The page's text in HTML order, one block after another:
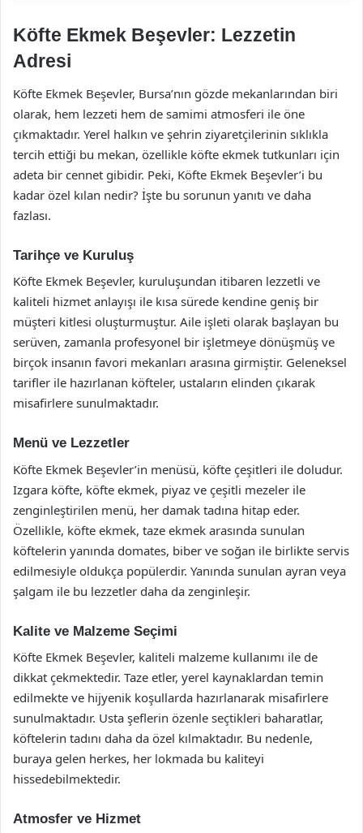
Köfte Ekmek Beşevler: Lezzetin
Adresi
Köfte Ekmek Beşevler, Bursa’nın gözde mekanlarından biri
olarak, hem lezzeti hem de samimi atmosferi ile öne
çıkmaktadır. Yerel halkın ve şehrin ziyaretçilerinin sıklıkla
tercih ettiği bu mekan, özellikle köfte ekmek tutkunları için
adeta bir cennet gibidir. Peki, Köfte Ekmek Beşevler’i bu
kadar özel kılan nedir? İşte bu sorunun yanıtı ve daha
fazlası.
Tarihçe ve Kuruluş
Köfte Ekmek Beşevler, kuruluşundan itibaren lezzetli ve
kaliteli hizmet anlayışı ile kısa sürede kendine geniş bir
müşteri kitlesi oluşturmuştur. Aile işleti olarak başlayan bu
serüven, zamanla profesyonel bir işletmeye dönüşmüş ve
birçok insanın favori mekanları arasına girmiştir. Geleneksel
tarifler ile hazırlanan köfteler, ustaların elinden çıkarak
misafirlere sunulmaktadır.
Menü ve Lezzetler
Köfte Ekmek Beşevler’in menüsü, köfte çeşitleri ile doludur.
Izgara köfte, köfte ekmek, piyaz ve çeşitli mezeler ile
zenginleştirilen menü, her damak tadına hitap eder.
Özellikle, köfte ekmek, taze ekmek arasında sunulan
köftelerin yanında domates, biber ve soğan ile birlikte servis
edilmesiyle oldukça popülerdir. Yanında sunulan ayran veya
şalgam ile bu lezzetler daha da zenginleşir.
Kalite ve Malzeme Seçimi
Köfte Ekmek Beşevler, kaliteli malzeme kullanımı ile de
dikkat çekmektedir. Taze etler, yerel kaynaklardan temin
edilmekte ve hijyenik koşullarda hazırlanarak misafirlere
sunulmaktadır. Usta şeflerin özenle seçtikleri baharatlar,
köftelerin tadını daha da özel kılmaktadır. Bu nedenle,
buraya gelen herkes, her lokmada bu kaliteyi
hissedebilmektedir.
Atmosfer ve Hizmet